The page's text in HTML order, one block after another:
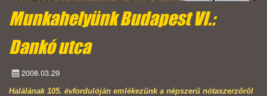
Munkahelyünk Budapest VI.:
Dankó utca
2008.03.29
Halálának 105. évfordulóján emlékezünk a népszerű nótaszerzőről